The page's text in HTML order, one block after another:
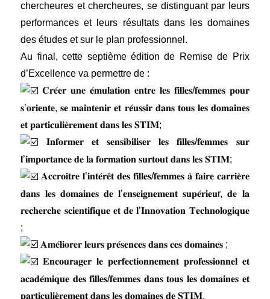
chercheures et chercheures, se distinguant par leurs
performances et leurs résultats dans les domaines
des études et sur le plan professionnel.
Au final, cette septième édition de Remise de Prix
d’Excellence va permettre de :
𝐂𝐫𝐞́𝐞𝐫 𝐮𝐧𝐞 𝐞́𝐦𝐮𝐥𝐚𝐭𝐢𝐨𝐧 𝐞𝐧𝐭𝐫𝐞 𝐥𝐞𝐬 𝐟𝐢𝐥𝐥𝐞𝐬/𝐟𝐞𝐦𝐦𝐞𝐬 𝐩𝐨𝐮𝐫
𝐬’𝐨𝐫𝐢𝐞𝐧𝐭𝐞, 𝐬𝐞 𝐦𝐚𝐢𝐧𝐭𝐞𝐧𝐢𝐫 𝐞𝐭 𝐫𝐞́𝐮𝐬𝐬𝐢𝐫 𝐝𝐚𝐧𝐬 𝐭𝐨𝐮𝐬 𝐥𝐞𝐬 𝐝𝐨𝐦𝐚𝐢𝐧𝐞𝐬
𝐞𝐭 𝐩𝐚𝐫𝐭𝐢𝐜𝐮𝐥𝐢𝐞̀𝐫𝐞𝐦𝐞𝐧𝐭 𝐝𝐚𝐧𝐬 𝐥𝐞𝐬 𝐒𝐓𝐈𝐌;
𝐈𝐧𝐟𝐨𝐫𝐦𝐞𝐫 𝐞𝐭 𝐬𝐞𝐧𝐬𝐢𝐛𝐢𝐥𝐢𝐬𝐞𝐫 𝐥𝐞𝐬 𝐟𝐢𝐥𝐥𝐞𝐬/𝐟𝐞𝐦𝐦𝐞𝐬 𝐬𝐮𝐫
𝐥’𝐢𝐦𝐩𝐨𝐫𝐭𝐚𝐧𝐜𝐞 𝐝𝐞 𝐥𝐚 𝐟𝐨𝐫𝐦𝐚𝐭𝐢𝐨𝐧 𝐬𝐮𝐫𝐭𝐨𝐮𝐭 𝐝𝐚𝐧𝐬 𝐥𝐞𝐬 𝐒𝐓𝐈𝐌;
𝐀𝐜𝐜𝐫𝐨𝐢𝐭𝐫𝐞 𝐥’𝐢𝐧𝐭𝐞́𝐫𝐞̂𝐭 𝐝𝐞𝐬 𝐟𝐢𝐥𝐥𝐞𝐬/𝐟𝐞𝐦𝐦𝐞𝐬 𝐚̀ 𝐟𝐚𝐢𝐫𝐞 𝐜𝐚𝐫𝐫𝐢𝐞̀𝐫𝐞
𝐝𝐚𝐧𝐬 𝐥𝐞𝐬 𝐝𝐨𝐦𝐚𝐢𝐧𝐞𝐬 𝐝𝐞 𝐥’𝐞𝐧𝐬𝐞𝐢𝐠𝐧𝐞𝐦𝐞𝐧𝐭 𝐬𝐮𝐩𝐞́𝐫𝐢𝐞𝐮r, 𝐝𝐞 𝐥𝐚
𝐫𝐞𝐜𝐡𝐞𝐫𝐜𝐡𝐞 𝐬𝐜𝐢𝐞𝐧𝐭𝐢𝐟𝐢𝐪𝐮𝐞 𝐞𝐭 𝐝𝐞 𝐥’𝐈𝐧𝐧𝐨𝐯𝐚𝐭𝐢𝐨𝐧 𝐓𝐞𝐜𝐡𝐧𝐨𝐥𝐨𝐠𝐢𝐪𝐮𝐞
;
𝐀𝐦𝐞́𝐥𝐢𝐨𝐫𝐞𝐫 𝐥𝐞𝐮𝐫𝐬 𝐩𝐫𝐞́𝐬𝐞𝐧𝐜𝐞𝐬 𝐝𝐚𝐧𝐬 𝐜𝐞𝐬 𝐝𝐨𝐦𝐚𝐢𝐧𝐞𝐬 ;
𝐄𝐧𝐜𝐨𝐮𝐫𝐚𝐠𝐞𝐫 𝐥𝐞 𝐩𝐞𝐫𝐟𝐞𝐜𝐭𝐢𝐨𝐧𝐧𝐞𝐦𝐞𝐧𝐭 𝐩𝐫𝐨𝐟𝐞𝐬𝐬𝐢𝐨𝐧𝐧𝐞𝐥 𝐞𝐭
𝐚𝐜𝐚𝐝𝐞́𝐦𝐢𝐪𝐮𝐞 𝐝𝐞𝐬 𝐟𝐢𝐥𝐥𝐞𝐬/𝐟𝐞𝐦𝐦𝐞𝐬 𝐝𝐚𝐧𝐬 𝐭𝐨𝐮𝐬 𝐥𝐞𝐬 𝐝𝐨𝐦𝐚𝐢𝐧𝐞𝐬 𝐞𝐭
𝐩𝐚𝐫𝐭𝐢𝐜𝐮𝐥𝐢𝐞̀𝐫𝐞𝐦𝐞𝐧𝐭 𝐝𝐚𝐧𝐬 𝐥𝐞𝐬 𝐝𝐨𝐦𝐚𝐢𝐧𝐞𝐬 𝐝𝐞 𝐒𝐓𝐈𝐌.